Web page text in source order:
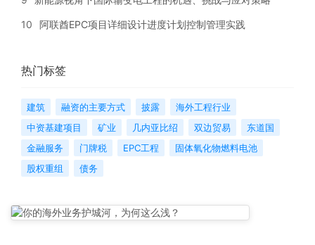
10 阿联酋EPC项目详细设计进度计划控制管理实践
热门标签
建筑 融资的主要方式 披露
海外工程行业
中资基建项目
矿业 几内亚比绍 双边贸易
东道国
金融服务
门牌税 EPC工程
固体氧化物燃料电池
股权重组
债务